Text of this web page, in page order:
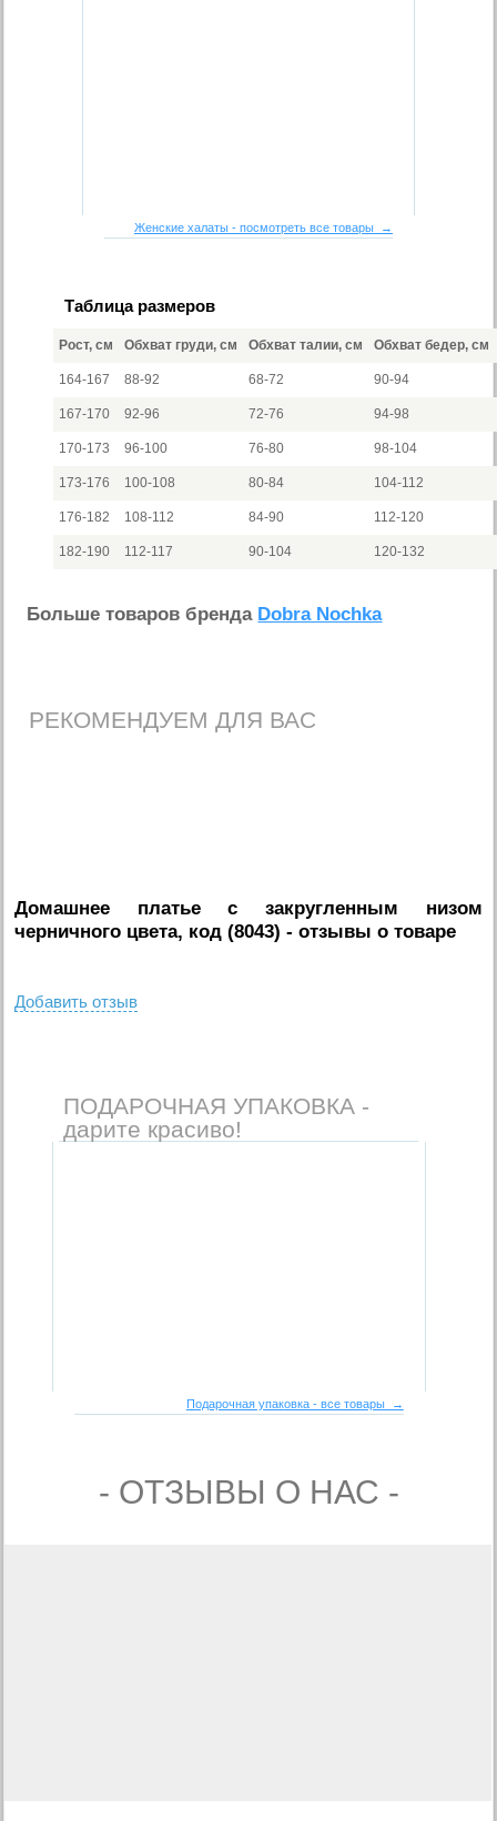
Женские халаты - посмотреть все товары →
Таблица размеров
Рост, см Обхват груди, см Обхват талии, см Обхват бедер, см
164-167 88-92 68-72 90-94
167-170 92-96 72-76 94-98
170-173 96-100 76-80 98-104
173-176 100-108 80-84 104-112
176-182 108-112 84-90 112-120
182-190 112-117 90-104 120-132
Больше товаров бренда Dobra Nochka
РЕКОМЕНДУЕМ ДЛЯ ВАС
Домашнее платье с закругленным низом
черничного цвета, код (8043) - отзывы о товаре
Добавить отзыв
ПОДАРОЧНАЯ УПАКОВКА -
дарите красиво!
Подарочная упаковка - все товары →
- ОТЗЫВЫ О НАС -